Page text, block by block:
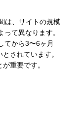
は、サイトの規模
て異なります。
てから3〜6ヶ月
されています。
重要です。